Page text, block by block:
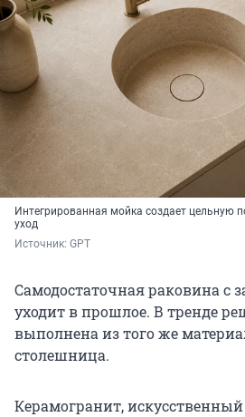
Интегрированная мойка создает цельную
уход
Источник: GPT
Самодостаточная раковина с
уходит в прошлое. В тренде
выполнена из того же
столешница.
Керамогранит,